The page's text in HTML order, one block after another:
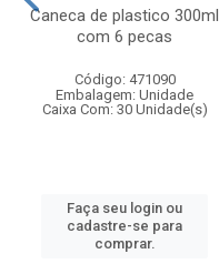
Caneca de plastico 300ml
com 6 pecas
Código: 471090
Embalagem: Unidade
Caixa Com: 30 Unidade(s)
Faça seu login ou
cadastre-se para
comprar.